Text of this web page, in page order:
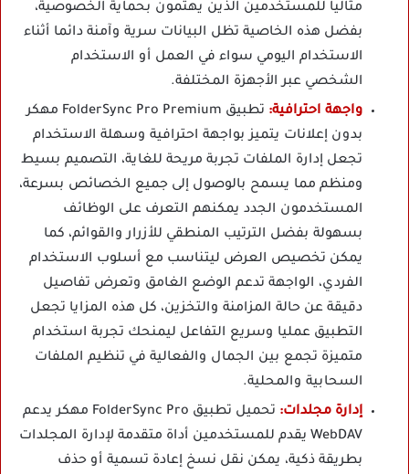
مثاليا للمستخدمين الذين يهتمون بحماية الخصوصية،
بفضل هذه الخاصية تظل البيانات سرية وآمنة دائما أثناء
الاستخدام اليومي سواء في العمل أو الاستخدام
الشخصي عبر الأجهزة المختلفة.
واجهة احترافية:
تطبيق FolderSync Pro Premium مهكر
بدون إعلانات يتميز بواجهة احترافية وسهلة الاستخدام
تجعل إدارة الملفات تجربة مريحة للغاية، التصميم بسيط
ومنظم مما يسمح بالوصول إلى جميع الخصائص بسرعة،
المستخدمون الجدد يمكنهم التعرف على الوظائف
بسهولة بفضل الترتيب المنطقي للأزرار والقوائم، كما
يمكن تخصيص العرض ليتناسب مع أسلوب الاستخدام
الفردي، الواجهة تدعم الوضع الغامق وتعرض تفاصيل
دقيقة عن حالة المزامنة والتخزين، كل هذه المزايا تجعل
التطبيق عمليا وسريع التفاعل ليمنحك تجربة استخدام
متميزة تجمع بين الجمال والفعالية في تنظيم الملفات
السحابية والمحلية.
إدارة مجلدات:
تحميل تطبيق FolderSync Pro مهكر يدعم
WebDAV يقدم للمستخدمين أداة متقدمة لإدارة المجلدات
بطريقة ذكية، يمكن نقل نسخ إعادة تسمية أو حذف